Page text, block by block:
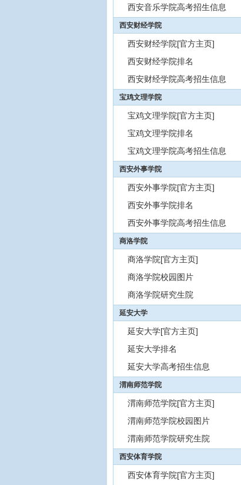
西安音乐学院高考招生信息
西安财经学院
西安财经学院[官方主页]
西安财经学院排名
西安财经学院高考招生信息
宝鸡文理学院
宝鸡文理学院[官方主页]
宝鸡文理学院排名
宝鸡文理学院高考招生信息
西安外事学院
西安外事学院[官方主页]
西安外事学院排名
西安外事学院高考招生信息
商洛学院
商洛学院[官方主页]
商洛学院校园图片
商洛学院研究生院
延安大学
延安大学[官方主页]
延安大学排名
延安大学高考招生信息
渭南师范学院
渭南师范学院[官方主页]
渭南师范学院校园图片
渭南师范学院研究生院
西安体育学院
西安体育学院[官方主页]